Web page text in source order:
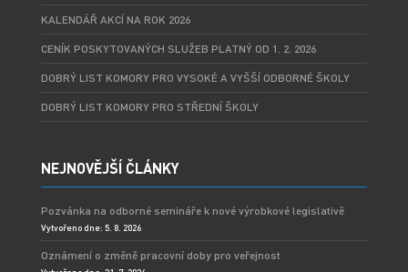
KALENDÁŘ AKCÍ NA ROK 2026
CENÍK POSKYTOVANÝCH SLUŽEB PLATNÝ OD 1. 2. 2026
DOBRÝ LIST KOMORY PRO VYSOKÉ A VYŠŠÍ ODBORNÉ ŠKOLY
DOBRÝ LIST KOMORY PRO STŘEDNÍ ŠKOLY
NEJNOVĚJŠÍ ČLÁNKY
Pozvánka na odborné semináře k nové výrobkové legislativě
Vytvořeno dne: 5. 8. 2026
Oznámení o změně pracovní doby pro veřejnost